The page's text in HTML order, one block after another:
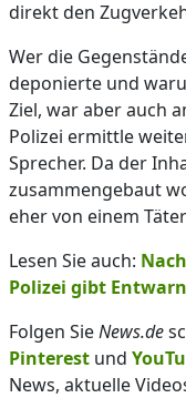
direkt den
Wer die
deponierte und
Ziel, war aber auch
Polizei ermittle
Sprecher. Da der
zusammengebaut
eher von einem
Lesen Sie auch:
Polizei gibt
Folgen SieNews.de
Pinterest und
News, aktuelle